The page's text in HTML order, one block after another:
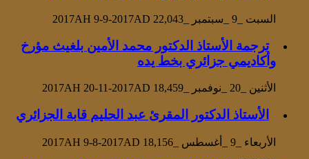
السبت _9 _سبتمبر _2017AH 9-9-2017AD 22,043
ترجمة الأستاذ الدكتور محمد الأمين بلغيث مؤرخ
وأكاديمي جزائري بخط يده
الأثنين _20 _نوفمبر _2017AH 20-11-2017AD 18,459
الأستاذ الدكتور المقرئ عبد الحليم قابة الجزائري
الأربعاء _9 _أغسطس _2017AH 9-8-2017AD 18,156